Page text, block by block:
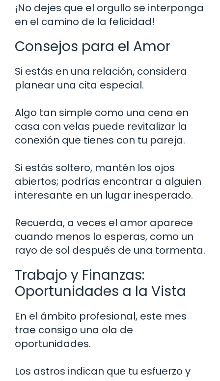
¡No dejes que el orgullo se interponga
en el camino de la felicidad!
Consejos para el Amor
Si estás en una relación, considera
planear una cita especial.
Algo tan simple como una cena en
casa con velas puede revitalizar la
conexión que tienes con tu pareja.
Si estás soltero, mantén los ojos
abiertos; podrías encontrar a alguien
interesante en un lugar inesperado.
Recuerda, a veces el amor aparece
cuando menos lo esperas, como un
rayo de sol después de una tormenta.
Trabajo y Finanzas:
Oportunidades a la Vista
En el ámbito profesional, este mes
trae consigo una ola de
oportunidades.
Los astros indican que tu esfuerzo y